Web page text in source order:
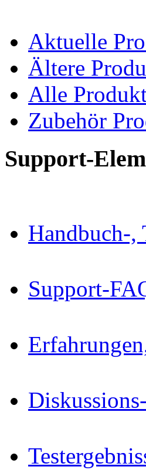
Aktuelle
Ältere
Alle
Zubehör
Support-
Handbuch-,
Support-